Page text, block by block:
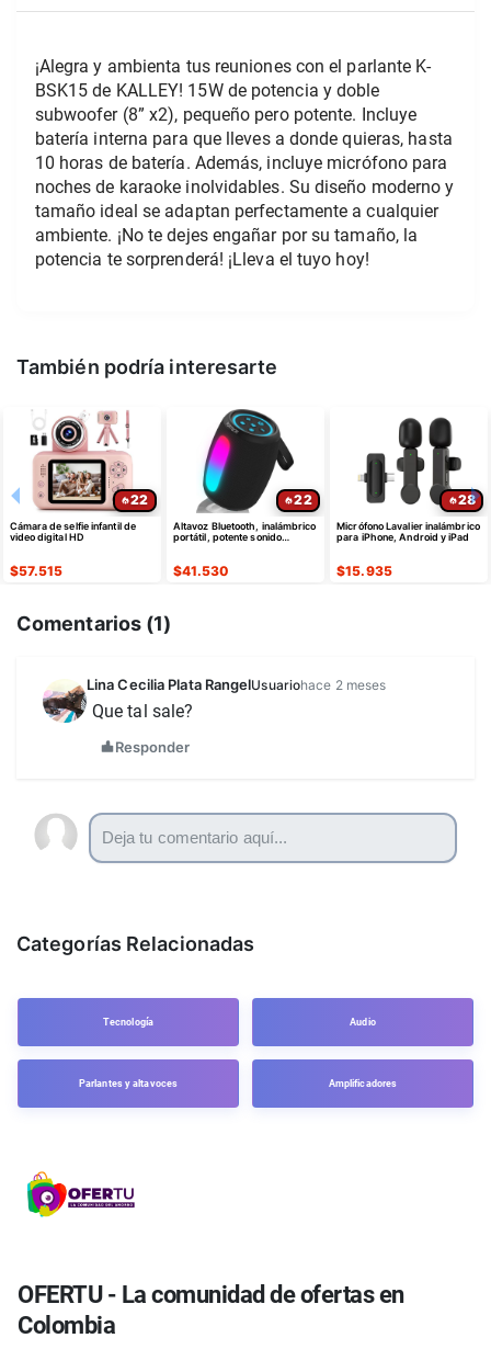
¡Alegra y ambienta tus reuniones con el parlante K-
BSK15 de KALLEY! 15W de potencia y doble
subwoofer (8” x2), pequeño pero potente. Incluye
batería interna para que lleves a donde quieras, hasta
10 horas de batería. Además, incluye micrófono para
noches de karaoke inolvidables. Su diseño moderno y
tamaño ideal se adaptan perfectamente a cualquier
ambiente. ¡No te dejes engañar por su tamaño, la
potencia te sorprenderá! ¡Lleva el tuyo hoy!
También podría interesarte
22
Cámara de selfie infantil de
video digital HD
$57.515
22
Altavoz Bluetooth, inalámbrico
portátil, potente sonido
$41.530
28
Micrófono Lavalier inalámbrico
para iPhone, Android y iPad
$15.935
Comentarios (1)
Lina Cecilia Plata RangelUsuariohace 2 meses
Que tal sale?
Responder
Categorías Relacionadas
Tecnología Audio
Parlantes y altavoces Amplificadores
OFERTU - La comunidad de ofertas en
Colombia